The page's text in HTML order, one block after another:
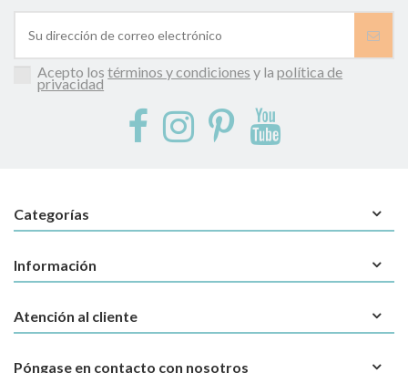
Acepto lostérminos y condiciones y lapolítica de
privacidad
Categorías
Información
Atención al cliente
Póngase en contacto con nosotros